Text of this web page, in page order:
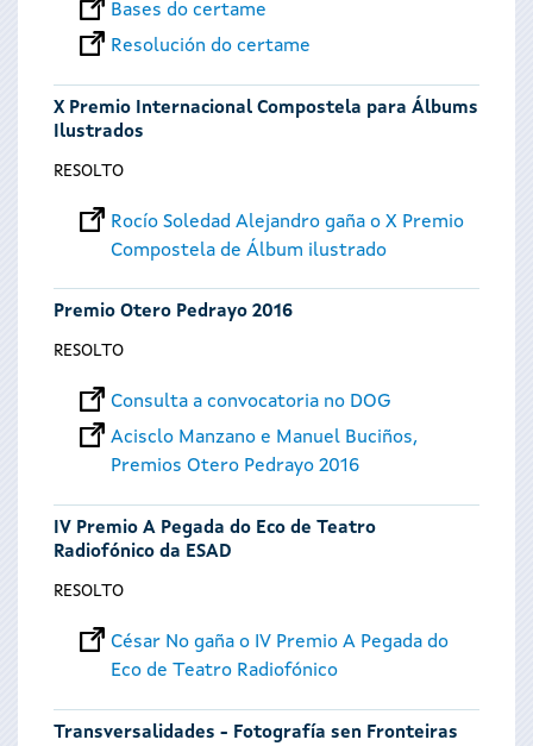
Bases do certame
Resolución do certame
X Premio Internacional Compostela para Álbums
Ilustrados
RESOLTO
Rocío Soledad Alejandro gaña o X Premio
Compostela de Álbum ilustrado
Premio Otero Pedrayo 2016
RESOLTO
Consulta a convocatoria no DOG
Acisclo Manzano e Manuel Buciños,
Premios Otero Pedrayo 2016
IV Premio A Pegada do Eco de Teatro
Radiofónico da ESAD
RESOLTO
César No gaña o IV Premio A Pegada do
Eco de Teatro Radiofónico
Transversalidades - Fotografía sen Fronteiras